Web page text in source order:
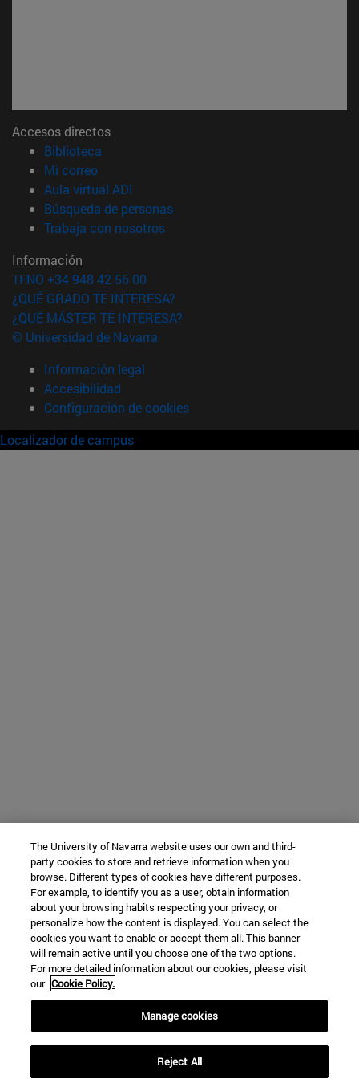
Accesos directos
Biblioteca
Mi correo(abre en nueva ventana)
Aula virtual ADI
Búsqueda de personas(abre en nueva ventana)
Trabaja con nosotros(abre en nueva ventana)
Información
TFNO +34 948 42 56 00
¿QUÉ GRADO TE INTERESA?
¿QUÉ MÁSTER TE INTERESA?
© Universidad de Navarra
Información legal
Accesibilidad
Configuración de cookies
Localizador de campus
The University of Navarra website uses our own and third-
party cookies to store and retrieve information when you
browse. Different types of cookies have different purposes.
For example, to identify you as a user, obtain information
about your browsing habits respecting your privacy, or
personalize how the content is displayed. You can select the
cookies you want to enable or accept them all. This banner
will remain active until you choose one of the two options.
For more detailed information about our cookies, please visit
our Cookie Policy.
Manage cookies
Reject All